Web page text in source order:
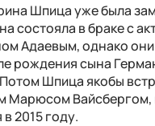
Шпица уже была
состояла в браке с
Адаевым, однако
рождения сына
Шпица якобы
Марюсом Вайсбергом,
2015 году.